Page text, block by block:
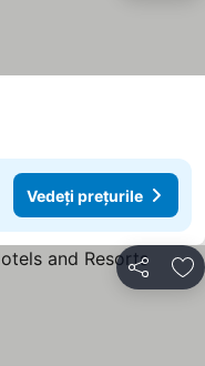
Vedeți prețurile
Distribuiți